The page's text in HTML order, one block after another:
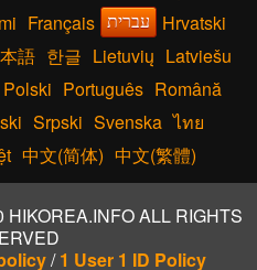
Français עברית
Hrvatski
語 한글 Lietuvių Latviešu
Polski Português Română
Srpski Svenska ไทย
中文(简体) 中文(繁體)
ALL RIGHTS
/1 User 1 ID Policy